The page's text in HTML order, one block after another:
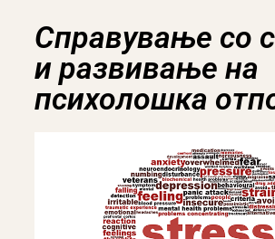
Справување со
и развивање на
психолошка